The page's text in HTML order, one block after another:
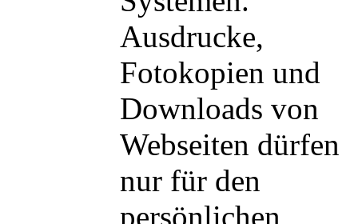
Ausdrucke,
Fotokopien und
Downloads von
Webseiten dürfen
nur für den
persönlichen,